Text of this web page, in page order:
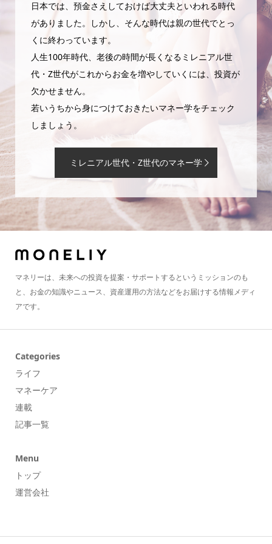
日本では、預金さえしておけば大丈夫といわれる時代
がありました。しかし、そんな時代は親の世代でとっ
くに終わっています。
人生100年時代、老後の時間が長くなるミレニアル世
代・Z世代がこれからお金を増やしていくには、投資が
欠かせません。
若いうちから身につけておきたいマネー学をチェック
しましょう。
ミレニアル世代・Z世代のマネー学
マネリーは、未来への投資を提案・サポートするというミッションのも
と、お金の知識やニュース、資産運用の方法などをお届けする情報メディ
アです。
Categories
ライフ
マネーケア
連載
記事一覧
Menu
トップ
運営会社